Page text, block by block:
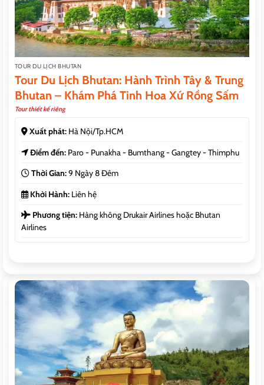
TOUR DU LỊCH BHUTAN
Tour Du Lịch Bhutan: Hành Trình Tây & Trung
Bhutan – Khám Phá Tinh Hoa Xứ Rồng Sấm
Tour thiết kế riêng
Xuất phát:Hà Nội/Tp.HCM
Điểm đến:Paro - Punakha - Bumthang - Gangtey - Thimphu
Thời Gian:9 Ngày 8 Đêm
Khởi Hành:Liên hệ
Phương tiện:Hàng không Drukair Airlines hoặc Bhutan
Airlines